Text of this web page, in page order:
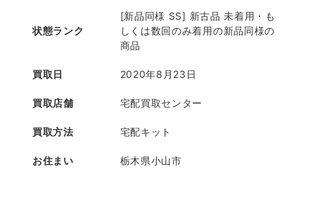
状態ランク
[新品同様 SS] 新古品 未着用・も
しくは数回のみ着用の新品同様の
商品
買取日 2020年8月23日
買取店舗 宅配買取センター
買取方法 宅配キット
お住まい 栃木県小山市